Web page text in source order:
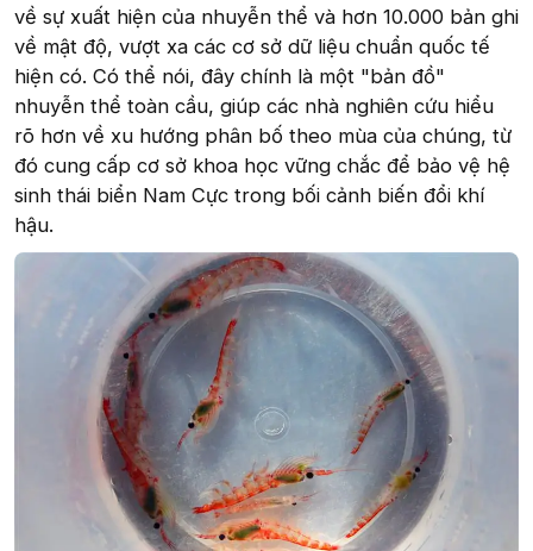
về sự xuất hiện của nhuyễn thể và hơn 10.000 bản ghi
về mật độ, vượt xa các cơ sở dữ liệu chuẩn quốc tế
hiện có. Có thể nói, đây chính là một "bản đồ"
nhuyễn thể toàn cầu, giúp các nhà nghiên cứu hiểu
rõ hơn về xu hướng phân bố theo mùa của chúng, từ
đó cung cấp cơ sở khoa học vững chắc để bảo vệ hệ
sinh thái biển Nam Cực trong bối cảnh biến đổi khí
hậu.